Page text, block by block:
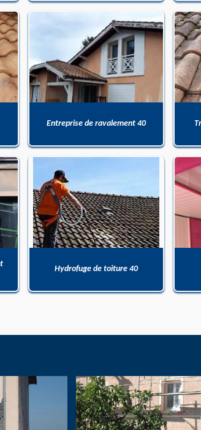
Entreprise de ravalement 40
Hydrofuge de toiture 40